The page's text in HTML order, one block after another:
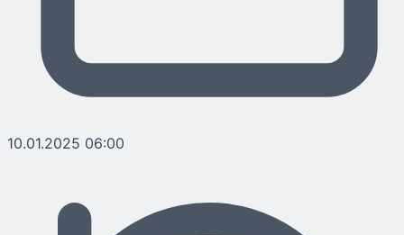
10.01.2025 06:00